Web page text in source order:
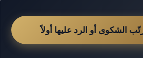
الشكوى أو الرد عليها أولاً